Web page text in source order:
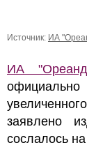
Источник: ИА
ИА
заявлено
сослалось